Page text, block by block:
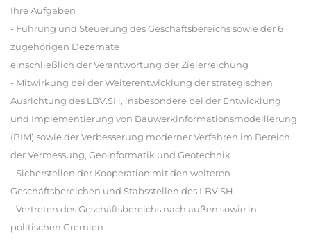
Ihre Aufgaben
- Führung und Steuerung des Geschäftsbereichs sowie der 6
zugehörigen Dezernate
einschließlich der Verantwortung der Zielerreichung
- Mitwirkung bei der Weiterentwicklung der strategischen
Ausrichtung des LBV.SH, insbesondere bei der Entwicklung
und Implementierung von Bauwerkinformationsmodellierung
(BIM) sowie der Verbesserung moderner Verfahren im Bereich
der Vermessung, Geoinformatik und Geotechnik
- Sicherstellen der Kooperation mit den weiteren
Geschäftsbereichen und Stabsstellen des LBV.SH
- Vertreten des Geschäftsbereichs nach außen sowie in
politischen Gremien